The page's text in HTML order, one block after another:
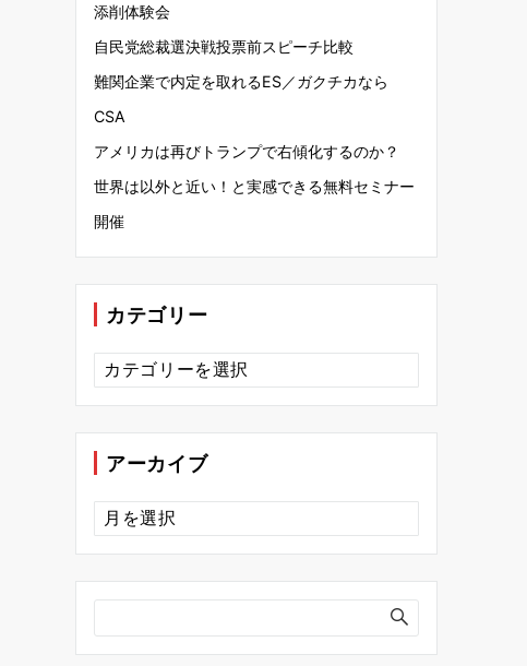
添削体験会
自民党総裁選決戦投票前スピーチ比較
難関企業で内定を取れるES／ガクチカなら
CSA
アメリカは再びトランプで右傾化するのか？
世界は以外と近い！と実感できる無料セミナー
開催
カテゴリー
カ
テ
ゴ
ー
アーカイブ
ア
ー
カ
ブ